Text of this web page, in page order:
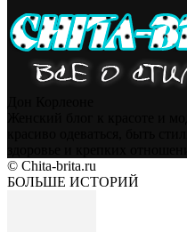
© Chita-brita.ru
БОЛЬШЕ ИСТОРИЙ